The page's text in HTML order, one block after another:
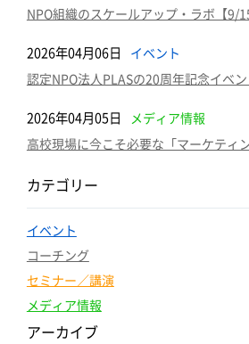
NPO組織のスケールアップ・ラボ【9/
2026年04月06日
イベント
認定NPO法人PLASの20周年記念イベン
2026年04月05日
メディア情報
高校現場に今こそ必要な「マーケティ
カテゴリー
イベント
コーチング
セミナー／講演
メディア情報
アーカイブ